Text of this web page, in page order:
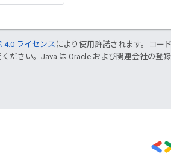
4.0 ライセンス により使用許諾されます。コー
ください。Java は Oracle および関連会社の登録